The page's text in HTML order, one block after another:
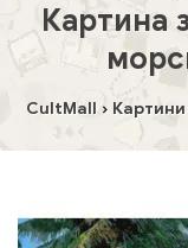
Картина
CultMall